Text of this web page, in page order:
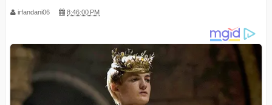
irfandani06 8:46:00 PM